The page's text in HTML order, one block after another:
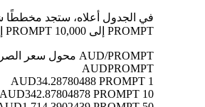
PROMPT إلى 10,000 PROMPT إلى AUD، مما يُتيح لك فهم قيمة كل تحويل بوضوح.
AUD/PROMPT محول سعر الصرف
AUDPROMPT
1 AUD
34.28780488 PROMPT
10 AUD
342.87804878 PROMPT